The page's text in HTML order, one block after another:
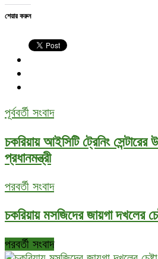
শেয়ার করুন
পূর্ববর্তী সংবাদ
চকরিয়ায় আইসিটি ট্রেনিং
প্রধানমন্ত্রী
পরবর্তী সংবাদ
চকরিয়ায় মসজিদের জায়গা দখলের
পরবর্তী সংবাদ